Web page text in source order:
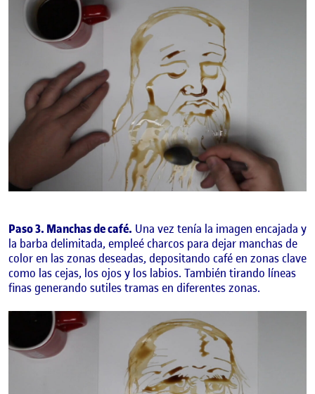
Paso 3. Manchas de café. Una vez tenía la imagen encajada y
la barba delimitada, empleé charcos para dejar manchas de
color en las zonas deseadas, depositando café en zonas clave
como las cejas, los ojos y los labios. También tirando líneas
finas generando sutiles tramas en diferentes zonas.